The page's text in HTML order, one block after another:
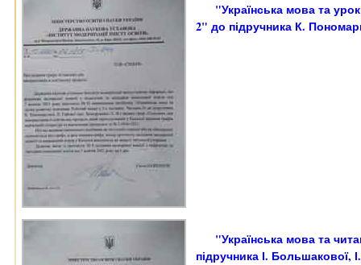
"Українська мова та
2" до підручника К.
"Українська мова та
підручника І.